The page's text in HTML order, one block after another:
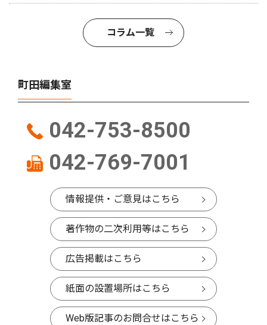
コラム一覧
町田編集室
042-753-8500
042-769-7001
情報提供・ご意見はこちら
著作物の二次利用等はこちら
広告掲載はこちら
紙面の設置場所はこちら
Web版記事のお問合せはこちら